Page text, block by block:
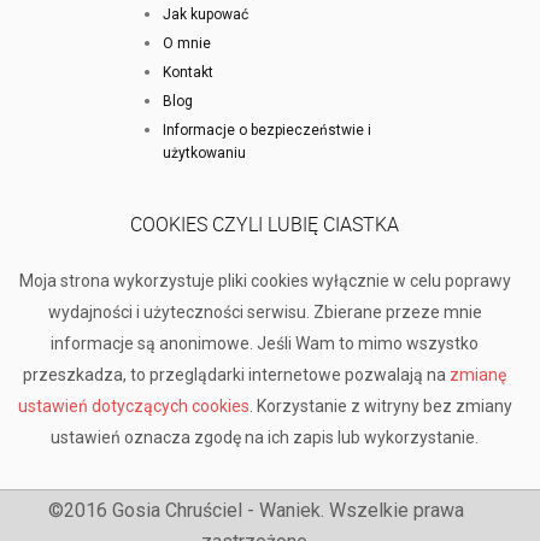
Jak kupować
O mnie
Kontakt
Blog
Informacje o bezpieczeństwie i
użytkowaniu
COOKIES CZYLI LUBIĘ CIASTKA
Moja strona wykorzystuje pliki cookies wyłącznie w celu poprawy
wydajności i użyteczności serwisu. Zbierane przeze mnie
informacje są anonimowe. Jeśli Wam to mimo wszystko
przeszkadza, to przeglądarki internetowe pozwalają na zmianę
ustawień dotyczących cookies . Korzystanie z witryny bez zmiany
ustawień oznacza zgodę na ich zapis lub wykorzystanie.
©2016 Gosia Chruściel - Waniek. Wszelkie prawa